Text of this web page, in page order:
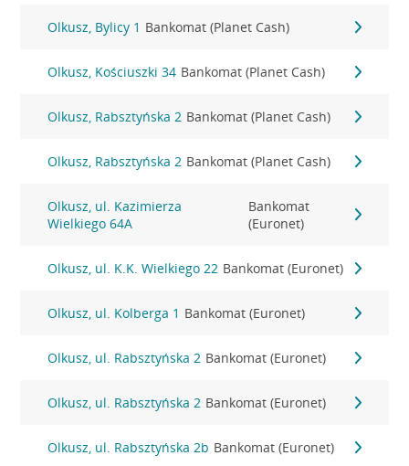
Olkusz, Bylicy 1 Bankomat (Planet Cash)
Olkusz, Kościuszki 34 Bankomat (Planet Cash)
Olkusz, Rabsztyńska 2 Bankomat (Planet Cash)
Olkusz, Rabsztyńska 2 Bankomat (Planet Cash)
Olkusz, ul. Kazimierza
Wielkiego 64A
Bankomat
(Euronet)
Olkusz, ul. K.K. Wielkiego 22 Bankomat (Euronet)
Olkusz, ul. Kolberga 1 Bankomat (Euronet)
Olkusz, ul. Rabsztyńska 2 Bankomat (Euronet)
Olkusz, ul. Rabsztyńska 2 Bankomat (Euronet)
Olkusz, ul. Rabsztyńska 2b Bankomat (Euronet)